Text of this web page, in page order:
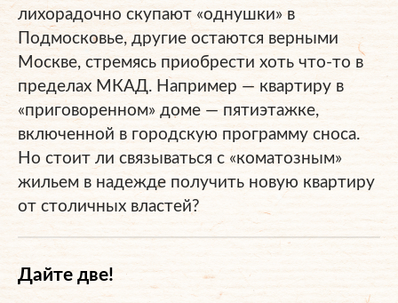
лихорадочно скупают «однушки» в
Подмосковье, другие остаются верными
Москве, стремясь приобрести хоть что-то в
пределах МКАД. Например — квартиру в
«приговоренном» доме — пятиэтажке,
включенной в городскую программу сноса.
Но стоит ли связываться с «коматозным»
жильем в надежде получить новую квартиру
от столичных властей?
Дайте две!